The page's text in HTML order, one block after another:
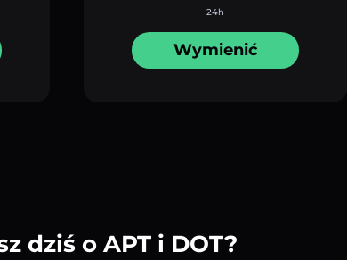
24h
Wymienić
dziś o APT i DOT?